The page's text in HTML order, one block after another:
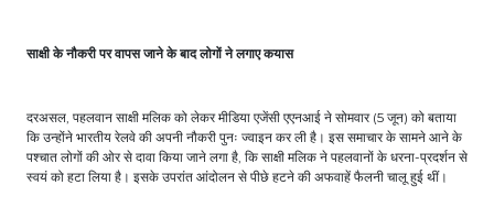
साक्षी के नौकरी पर वापस जाने के बाद लोगों ने लगाए कयास
दरअसल, पहलवान साक्षी मलिक को लेकर मीडिया एजेंसी एएनआई ने सोमवार (5 जून) को बताया
कि उन्होंने भारतीय रेलवे की अपनी नौकरी पुनः ज्वाइन कर ली है। इस समाचार के सामने आने के
पश्चात लोगों की ओर से दावा किया जाने लगा है, कि साक्षी मलिक ने पहलवानों के धरना-प्रदर्शन से
स्वयं को हटा लिया है। इसके उपरांत आंदोलन से पीछे हटने की अफवाहें फैलनी चालू हुई थीं।